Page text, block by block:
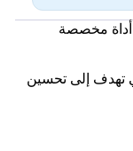
مخصصة
تهدف إلى تحسين